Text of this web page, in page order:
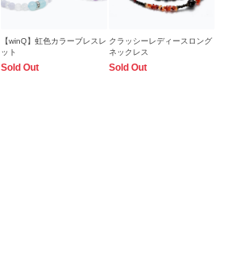
【winQ】虹色カラーブレスレ
ット
Sold Out
クラッシーレディースロング
ネックレス
Sold Out